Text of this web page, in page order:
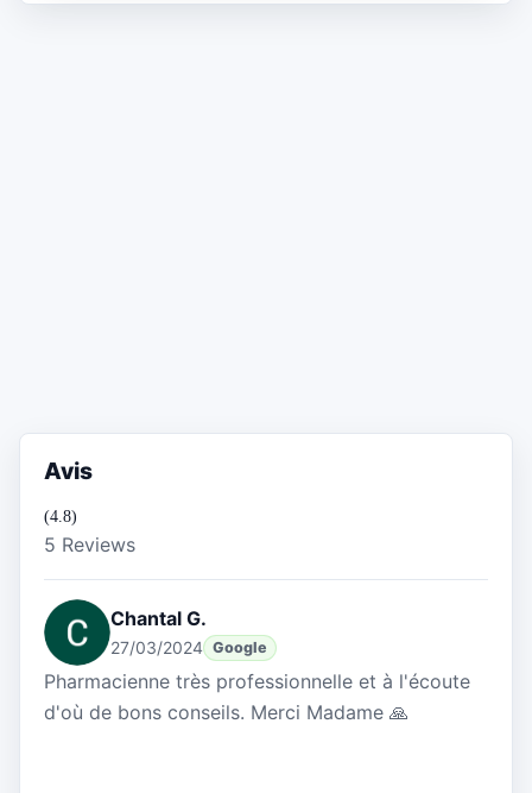
Avis
(4.8)
5 Reviews
Chantal G.
27/03/2024 Google
Pharmacienne très professionnelle et à l'écoute
d'où de bons conseils. Merci Madame 🙏